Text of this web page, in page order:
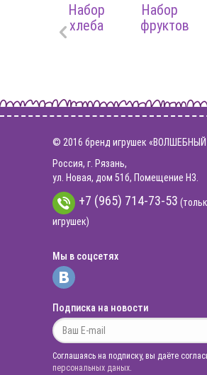
Набор
хлеба
Набор
фруктов
© 2016 бренд игрушек
Россия, г. Рязань,
ул. Новая, дом 51б, Помещение Н3.
+7 (965) 714-73-53
игрушек)
Мы в соцсетях
Подписка на новости
Соглашаясь на подписку, вы даёте
персональных даных.